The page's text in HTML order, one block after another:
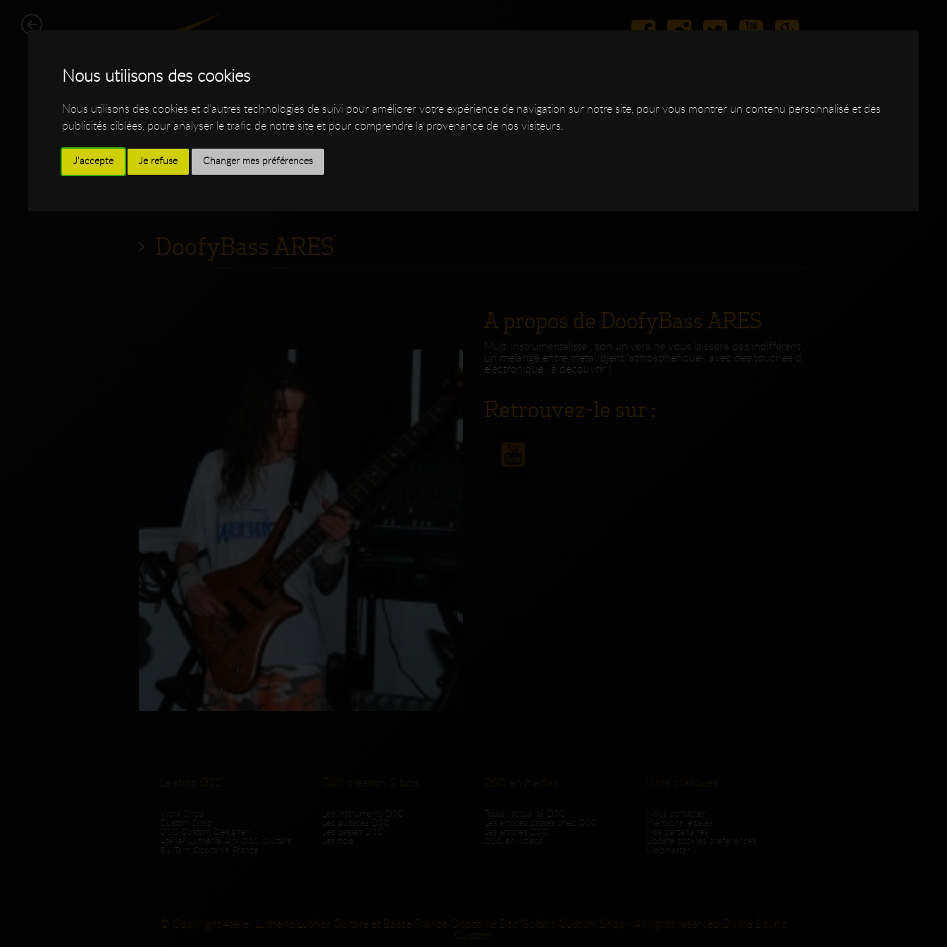
Nous utilisons des cookies
Nous utilisons des cookies et d'autres technologies de suivi pour améliorer votre expérience de navigation sur notre site, pour vous montrer un contenu personnalisé et des
publicités ciblées, pour analyser le trafic de notre site et pour comprendre la provenance de nos visiteurs.
J'accepte Je refuse Changer mes préférences
WORK SHOP INSTRUMENTS
DoofyBass ARES
A propos de DoofyBass ARES
Multi instrumentaliste , son univers ne vous laissera pas indifférent ,
un mélange entre metal/djent/atmosphèrique , avec des touches d
electronique , à découvrir !
Retrouvez-le sur :
Le shop DSC
Work Shop
Custom Shop
DSC Custom Designer
Atelier Lutherie Albi DSC Guitars
81 Tarn Occitanie France
DSC création & bois
Les instruments DSC
Les guitares DSC
Les basses DSC
Les bois
DSC en medias
Toute l'actualité DSC
Les artistes passés chez DSC
Les articles DSC
DSC en vidéos
Infos pratiques
Nous contacter
Mentions légales
Nos partenaires
Update cookies preferences
Webmaster
© Copyright Atelier Lutherie Luthier Guitare et Basse France Occitanie Dsc Guitars Custom Shop - All rights reserved Divine Sound
Custom